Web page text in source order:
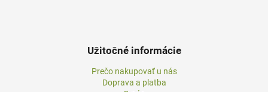
Užitočné informácie
Prečo nakupovať u nás
Doprava a platba